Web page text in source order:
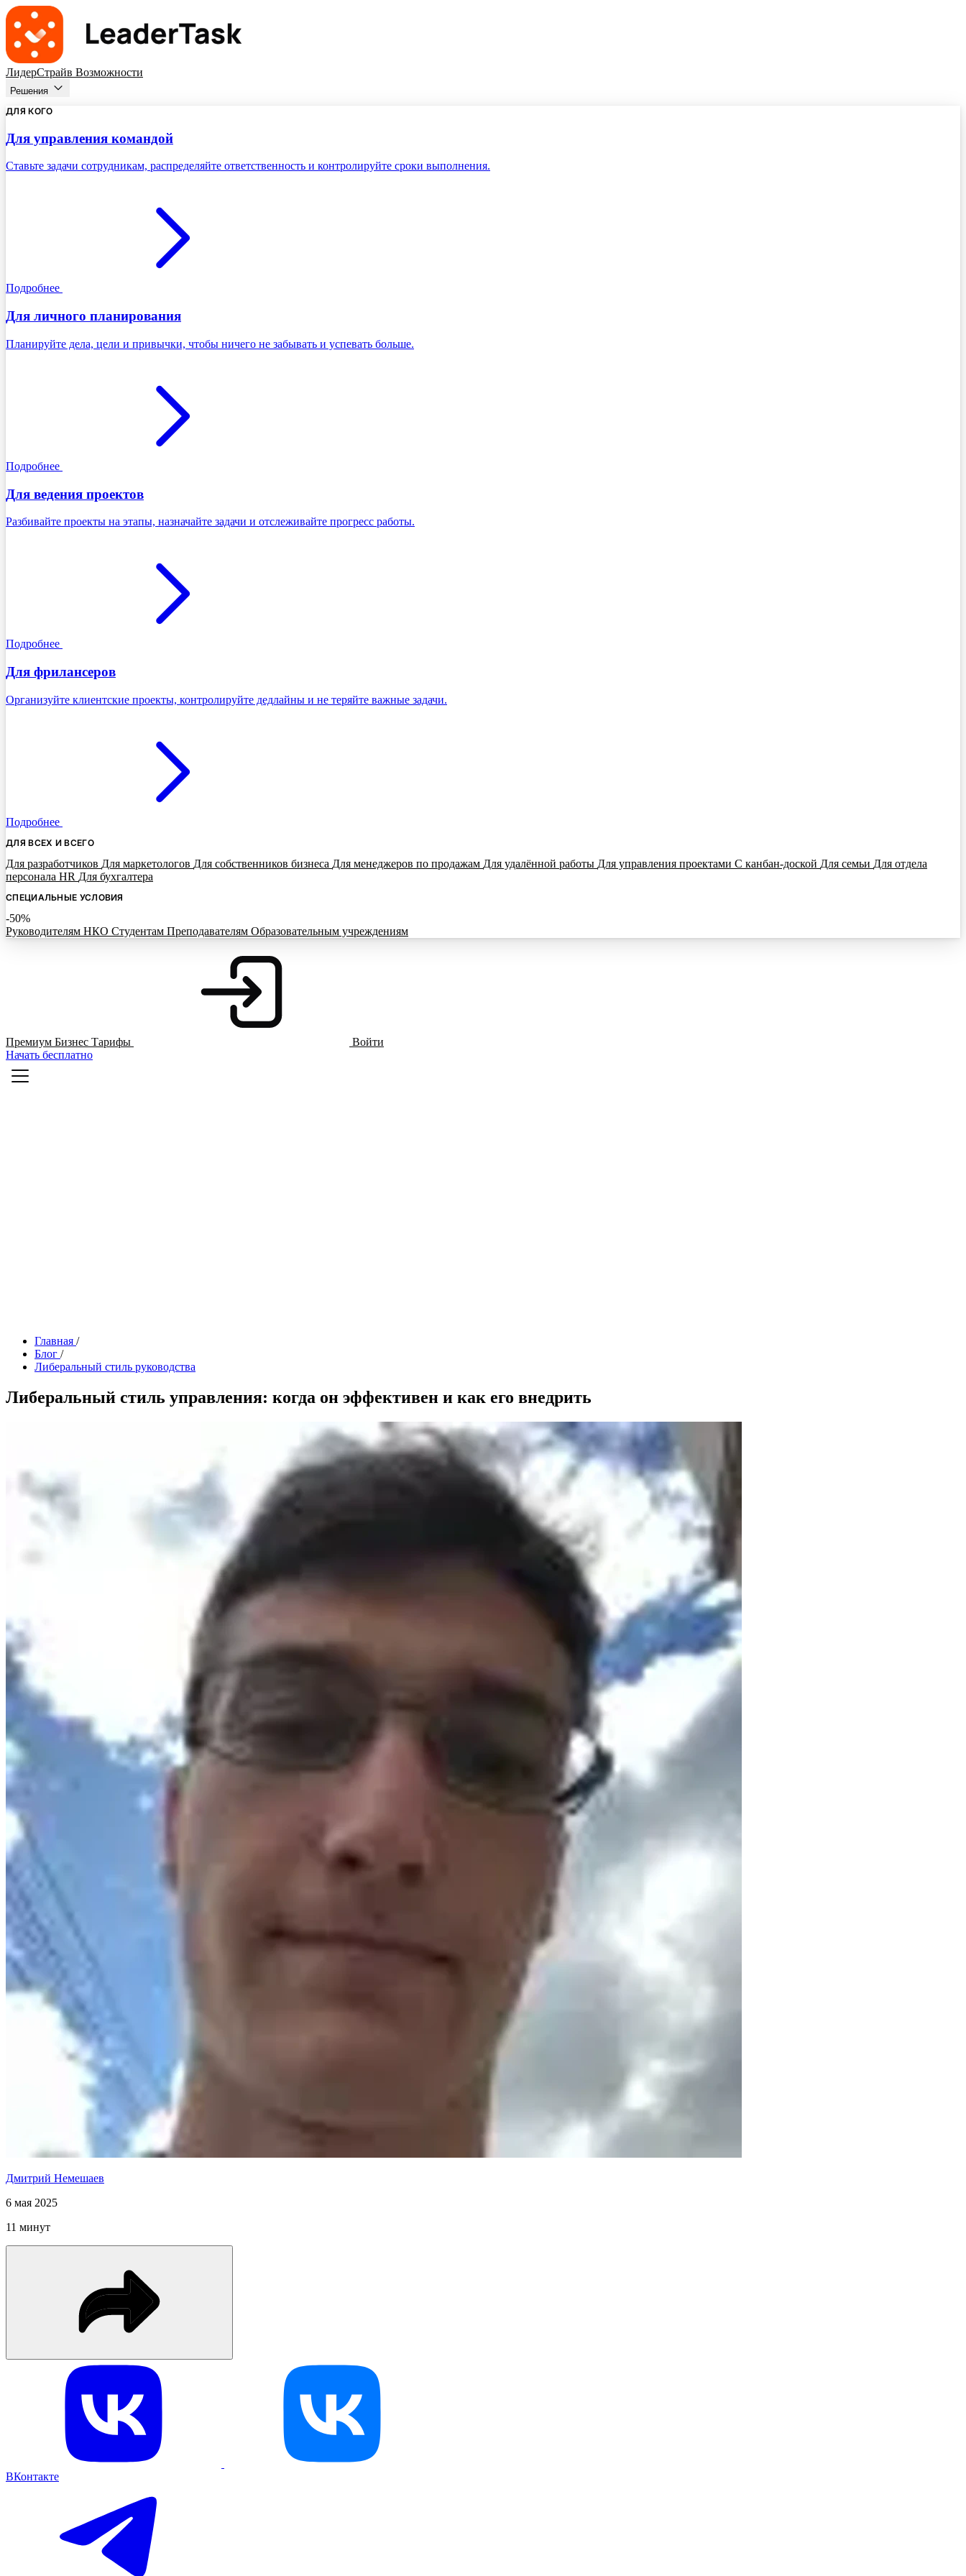
ЛидерСтрайв Возможности
Решения
ДЛЯ КОГО
Для управления командой
Ставьте задачи сотрудникам, распределяйте ответственность и контролируйте сроки выполнения.
Подробнее
Для личного планирования
Планируйте дела, цели и привычки, чтобы ничего не забывать и успевать больше.
Подробнее
Для ведения проектов
Разбивайте проекты на этапы, назначайте задачи и отслеживайте прогресс работы.
Подробнее
Для фрилансеров
Организуйте клиентские проекты, контролируйте дедлайны и не теряйте важные задачи.
Подробнее
ДЛЯ ВСЕХ И ВСЕГО
Для разработчиков Для маркетологов Для собственников бизнеса Для менеджеров по продажам Для удалённой работы Для управления проектами С канбан-доской Для семьи Для отдела
персонала HR Для бухгалтера
СПЕЦИАЛЬНЫЕ УСЛОВИЯ
-50%
Руководителям НКО Студентам Преподавателям Образовательным учреждениям
Премиум Бизнес Тарифы
Войти
Начать бесплатно
Главная /
Блог /
Либеральный стиль руководства
Либеральный стиль управления: когда он эффективен и как его внедрить
Дмитрий Немешаев
6 мая 2025
11 минут
ВКонтакте